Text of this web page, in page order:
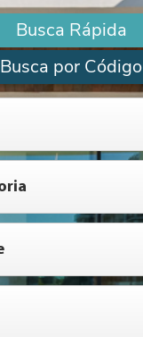
Busca Rápida
Busca por Código